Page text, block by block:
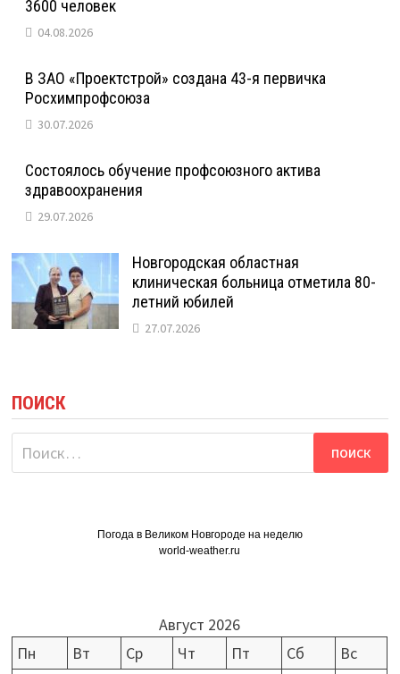
3600 человек
04.08.2026
В ЗАО «Проектстрой» создана 43-я первичка
Росхимпрофсоюза
30.07.2026
Состоялось обучение профсоюзного актива
здравоохранения
29.07.2026
Новгородская областная
клиническая больница отметила 80-
летний юбилей
27.07.2026
ПОИСК
Найти:
Погода в Великом Новгороде на неделю
world-weather.ru
Август 2026
Пн
Вт Ср Чт Пт Сб
Вс